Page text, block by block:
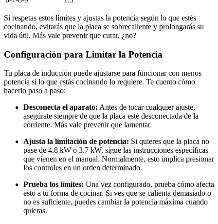
Si respetas estos límites y ajustas la potencia según lo que estés
cocinando, evitarás que la placa se sobrecaliente y prolongarás su
vida útil. Más vale prevenir que curar, ¿no?
Configuración para Limitar la Potencia
Tu placa de inducción puede ajustarse para funcionar con menos
potencia si lo que estás cocinando lo requiere. Te cuento cómo
hacerlo paso a paso:
Desconecta el aparato: Antes de tocar cualquier ajuste,
asegúrate siempre de que la placa esté desconectada de la
corriente. Más vale prevenir que lamentar.
Ajusta la limitación de potencia: Si quieres que la placa no
pase de 4.8 kW o 3.7 kW, sigue las instrucciones específicas
que vienen en el manual. Normalmente, esto implica presionar
los controles en un orden determinado.
Prueba los límites: Una vez configurado, prueba cómo afecta
esto a tu forma de cocinar. Si ves que se calienta demasiado o
no es suficiente, puedes cambiar la potencia máxima cuando
quieras.